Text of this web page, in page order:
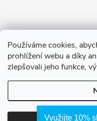
Používáme cookies,
prohlížení webu a díky
zlepšovali jeho funkce,
Zásady ochrany osobních
Copyright 2026
Využijte 10%